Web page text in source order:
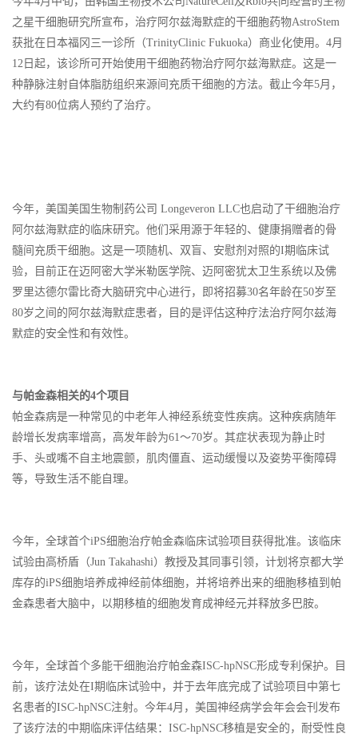
之星干细胞研究所宣布，治疗阿尔兹海默症的干细胞药物AstroStem
获批在日本福冈三一诊所（TrinityClinic Fukuoka）商业化使用。4月
12日起，该诊所可开始使用干细胞药物治疗阿尔兹海默症。这是一
种静脉注射自体脂肪组织来源间充质干细胞的方法。截止今年5月，
大约有80位病人预约了治疗。
今年，美国美国生物制药公司 Longeveron LLC也启动了干细胞治疗
阿尔兹海默症的临床研究。他们采用源于年轻的、健康捐赠者的骨
髓间充质干细胞。这是一项随机、双盲、安慰剂对照的I期临床试
验，目前正在迈阿密大学米勒医学院、迈阿密犹太卫生系统以及佛
罗里达德尔雷比奇大脑研究中心进行，即将招募30名年龄在50岁至
80岁之间的阿尔兹海默症患者，目的是评估这种疗法治疗阿尔兹海
默症的安全性和有效性。
与帕金森相关的4个项目
帕金森病是一种常见的中老年人神经系统变性疾病。这种疾病随年
龄增长发病率增高，高发年龄为61～70岁。其症状表现为静止时
手、头或嘴不自主地震颤，肌肉僵直、运动缓慢以及姿势平衡障碍
等，导致生活不能自理。
今年，全球首个iPS细胞治疗帕金森临床试验项目获得批准。该临床
试验由高桥盾（Jun Takahashi）教授及其同事引领，计划将京都大学
库存的iPS细胞培养成神经前体细胞，并将培养出来的细胞移植到帕
金森患者大脑中，以期移植的细胞发育成神经元并释放多巴胺。
今年，全球首个多能干细胞治疗帕金森ISC-hpNSC形成专利保护。目
前，该疗法处在I期临床试验中，并于去年底完成了试验项目中第七
名患者的ISC-hpNSC注射。今年4月，美国神经病学会年会会刊发布
了该疗法的中期临床评估结果：ISC-hpNSC移植是安全的，耐受性良